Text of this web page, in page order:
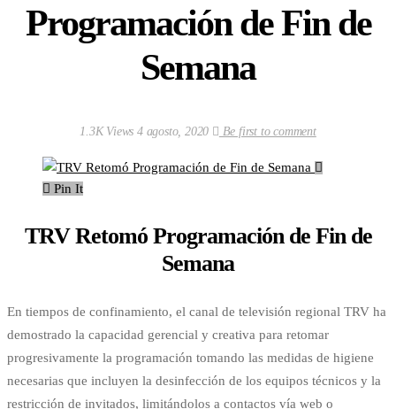
Programación de Fin de
Semana
1.3K Views 4 agosto, 2020 Be first to comment
Pin It
TRV Retomó Programación de Fin de
Semana
En tiempos de confinamiento, el canal de televisión regional TRV ha
demostrado la capacidad gerencial y creativa para retomar
progresivamente la programación tomando las medidas de higiene
necesarias que incluyen la desinfección de los equipos técnicos y la
restricción de invitados, limitándolos a contactos vía web o